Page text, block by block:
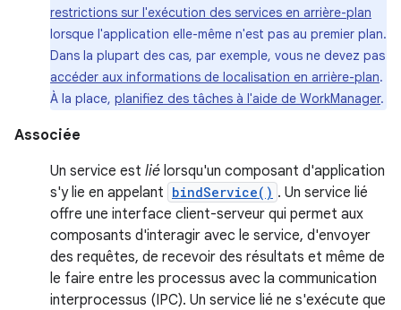
restrictions sur l'exécution des services en arrière-plan
lorsque l'application elle-même n'est pas au premier plan.
Dans la plupart des cas, par exemple, vous ne devez pas
accéder aux informations de localisation en arrière-plan.
À la place, planifiez des tâches à l'aide de WorkManager.
Associée
Un service est lié lorsqu'un composant d'application
s'y lie en appelant bindService() . Un service lié
offre une interface client-serveur qui permet aux
composants d'interagir avec le service, d'envoyer
des requêtes, de recevoir des résultats et même de
le faire entre les processus avec la communication
interprocessus (IPC). Un service lié ne s'exécute que